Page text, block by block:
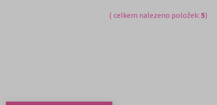
( celkem nalezeno položek: 5)